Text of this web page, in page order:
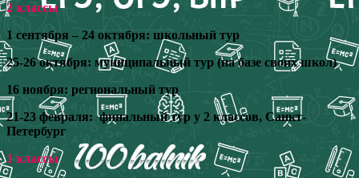
2 классы
1 сентября – 24 октября: школьный тур
25-26 октября: муниципальный тур (на базе своих школ)
16 ноября: региональный тур
21-23 февраля: финальный тур у 2 классов, Санкт-
Петербург
1 классы